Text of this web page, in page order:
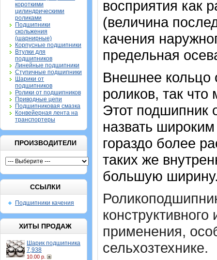
короткими
цилиндрическими
роликами
Подшипники
скольжения
(шарнирные)
Корпусные подшипники
Втулки для
подшипников
Линейные подшипники
Ступичные подшипники
Шарики от
подшипников
Ролики от подшипников
Приводные цепи
Подшипниковая смазка
Конвейерная лента на
транспортеры
ПРОИЗВОДИТЕЛИ
ССЫЛКИ
Подшипники качения
ХИТЫ ПРОДАЖ
Шарик подшипника
7,938
10.00 р.
восприятия как
(величина
качения
предельная
Внешнее кольцо
роликов, так
Этот подшипник
назвать
гораздо более
таких же
большую
применения,
сельхозтехнике.